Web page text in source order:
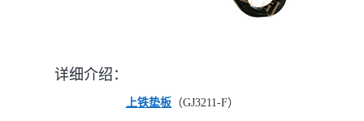
详细介绍：
上铁垫板（GJ3211-F）